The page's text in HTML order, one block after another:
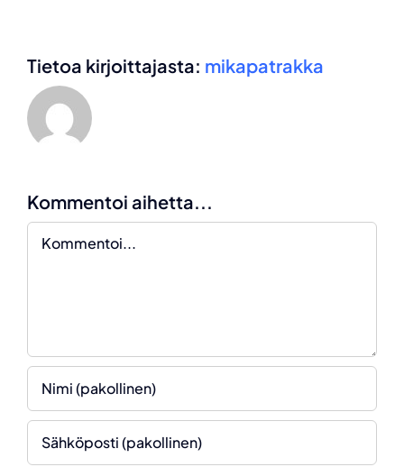
Tietoa kirjoittajasta: mikapatrakka
Kommentoi aihetta...
Kommentti